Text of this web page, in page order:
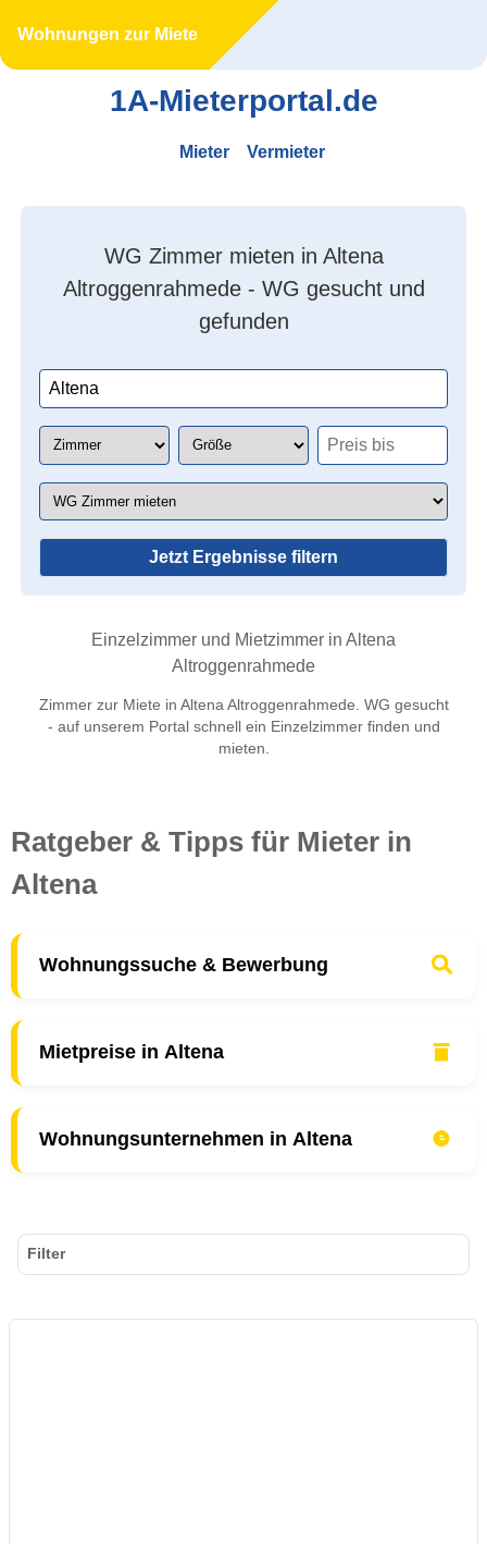
Wohnungen zur Miete
1A-Mieterportal.de
Mieter Vermieter
WG Zimmer mieten in Altena
Altroggenrahmede - WG gesucht und
gefunden
Jetzt Ergebnisse filtern
Einzelzimmer und Mietzimmer in Altena
Altroggenrahmede
Zimmer zur Miete in Altena Altroggenrahmede. WG gesucht
- auf unserem Portal schnell ein Einzelzimmer finden und
mieten.
Ratgeber & Tipps für Mieter in
Altena
Wohnungssuche & Bewerbung
Mietpreise in Altena
Wohnungsunternehmen in Altena
Filter